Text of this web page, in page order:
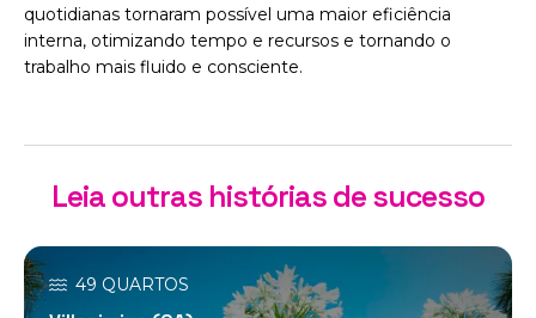
quotidianas tornaram possível uma maior eficiência
interna, otimizando tempo e recursos e tornando o
trabalho mais fluido e consciente.
Leia outras histórias de sucesso
49 QUARTOS